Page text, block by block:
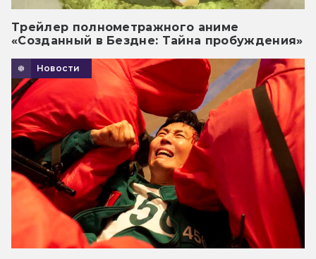
Трейлер полнометражного аниме
«Созданный в Бездне: Тайна пробуждения»
Новости